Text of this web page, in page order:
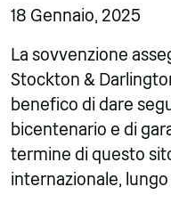
18 Gennaio, 2025
La sovvenzione
Stockton &
benefico di dare
bicentenario e di
termine di questo
internazionale,